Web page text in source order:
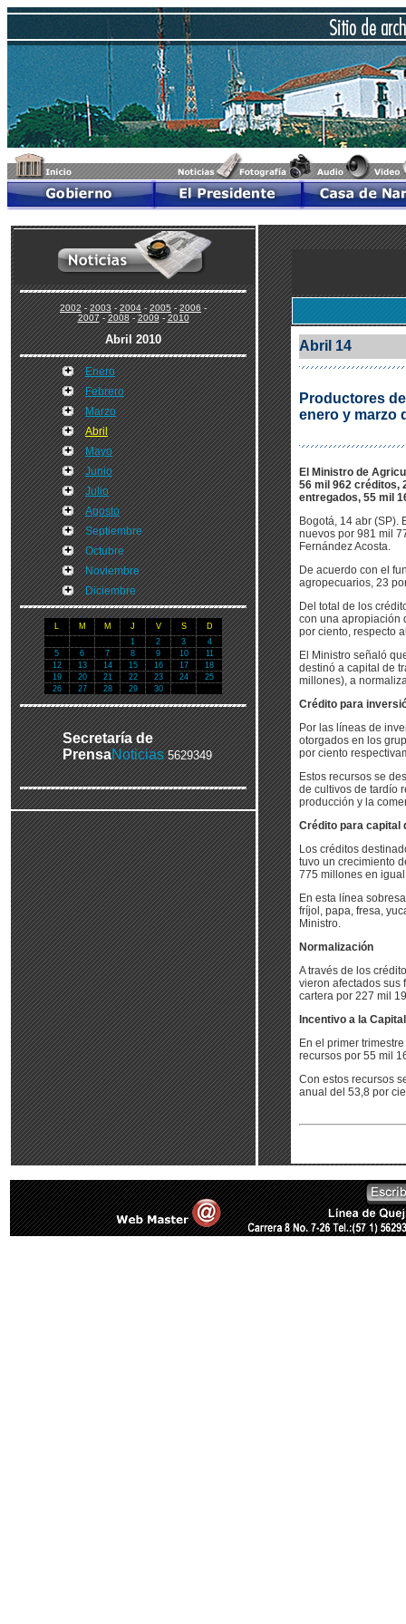
2002-2003-2004-2005-2006-
2007-2008-2009-2010
Abril 2010
Enero
Febrero
Marzo
Abril
Mayo
Junio
Julio
Agosto
Septiembre
Octubre
Noviembre
Diciembre
L M M J V S
D
1
2 3
4
5
6 7 8 9 10
11
12
13 14 15 16 17
18
19
20 21 22 23 24
25
26
27 28 29 30
Secretaría de
PrensaNoticias 5629349
Abril 14
Productores
enero y marzo
El Ministro de
56 mil 962 créditos,
entregados, 55 mil
Bogotá, 14 abr (SP).
nuevos por 981 mil
Fernández Acosta.
De acuerdo con el
agropecuarios, 23
Del total de los
con una apropiación
por ciento, respecto
El Ministro señaló
destinó a capital de
millones), a
Crédito para
Por las líneas de
otorgados en los
por ciento
Estos recursos se
de cultivos de tardío
producción y la
Crédito para capital
Los créditos
tuvo un crecimiento
775 millones en
En esta línea
fríjol, papa, fresa,
Ministro.
Normalización
A través de los
vieron afectados sus
cartera por 227 mil
Incentivo a la
En el primer
recursos por 55 mil
Con estos recursos
anual del 53,8 por